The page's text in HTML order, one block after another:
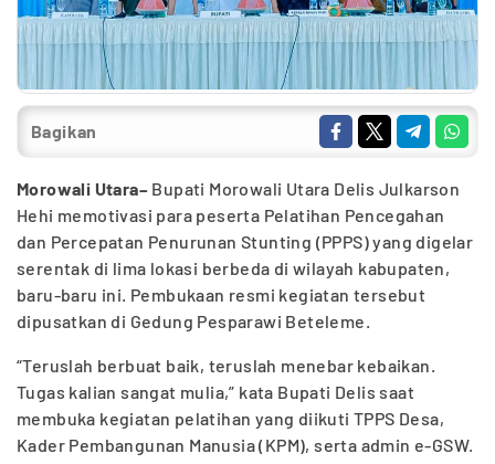
Bagikan
Morowali Utara– Bupati Morowali Utara Delis Julkarson
Hehi memotivasi para peserta Pelatihan Pencegahan
dan Percepatan Penurunan Stunting (PPPS) yang digelar
serentak di lima lokasi berbeda di wilayah kabupaten,
baru-baru ini. Pembukaan resmi kegiatan tersebut
dipusatkan di Gedung Pesparawi Beteleme.
“Teruslah berbuat baik, teruslah menebar kebaikan.
Tugas kalian sangat mulia,” kata Bupati Delis saat
membuka kegiatan pelatihan yang diikuti TPPS Desa,
Kader Pembangunan Manusia (KPM), serta admin e-GSW.